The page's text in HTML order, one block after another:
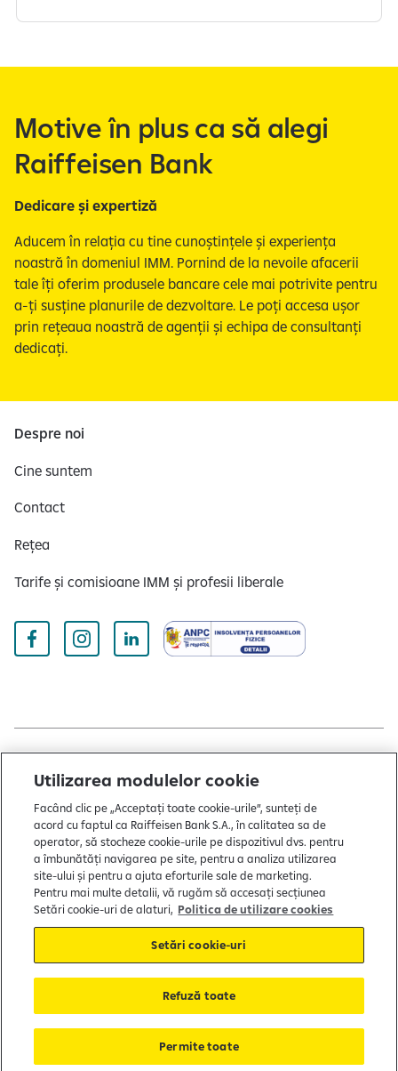
Motive în plus ca să alegi
Raiffeisen Bank
Dedicare și expertiză
Aducem în relația cu tine cunoștințele și experiența
noastră în domeniul IMM. Pornind de la nevoile afacerii
tale îți oferim produsele bancare cele mai potrivite pentru
a-ți susține planurile de dezvoltare. Le poți accesa ușor
prin rețeaua noastră de agenții și echipa de consultanți
dedicați.
Despre noi
Cine suntem
Contact
Rețea
Tarife și comisioane IMM și profesii liberale
Termeni și condiții
Politică de utilizare cookies
Preferințe cookie-uri
Politica de confidențialitate
Protecția consumatorului
Soluționarea alternativă a litigiilor
Garantarea depozitelor
Utilizarea modulelor cookie
Facând clic pe „Acceptați toate cookie-urile”, sunteți de
acord cu faptul ca Raiffeisen Bank S.A., în calitatea sa de
operator, să stocheze cookie-urile pe dispozitivul dvs. pentru
a îmbunătăți navigarea pe site, pentru a analiza utilizarea
site-ului și pentru a ajuta eforturile sale de marketing.
Pentru mai multe detalii, vă rugăm să accesați secțiunea
Setări cookie-uri de alaturi, Politica de utilizare cookies
Setări cookie-uri
Refuză toate
Permite toate